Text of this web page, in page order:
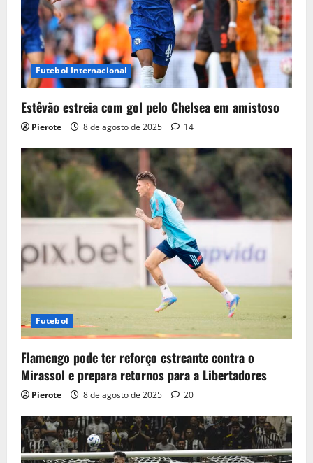
Futebol Internacional
Estêvão estreia com gol pelo Chelsea em amistoso
Pierote 8 de agosto de 2025 14
Futebol
Flamengo pode ter reforço estreante contra o
Mirassol e prepara retornos para a Libertadores
Pierote 8 de agosto de 2025 20